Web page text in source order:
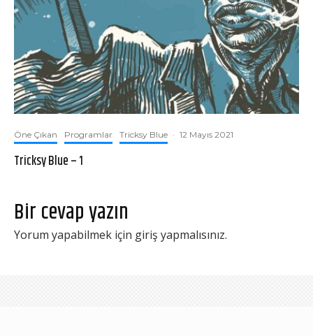
Öne Çıkan Programlar Tricksy Blue · 12 Mayıs 2021
Tricksy Blue – 1
Bir cevap yazın
Yorum yapabilmek için giriş yapmalısınız.